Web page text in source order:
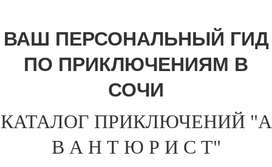
ВАШ ПЕРСОНАЛЬНЫЙ ГИД
ПО ПРИКЛЮЧЕНИЯМ В
СОЧИ
КАТАЛОГ ПРИКЛЮЧЕНИЙ "А
В А Н Т Ю Р И С Т"